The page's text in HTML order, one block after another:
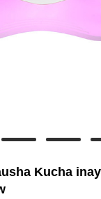
Kucha